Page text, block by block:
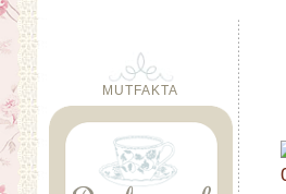
MUTFAKTA